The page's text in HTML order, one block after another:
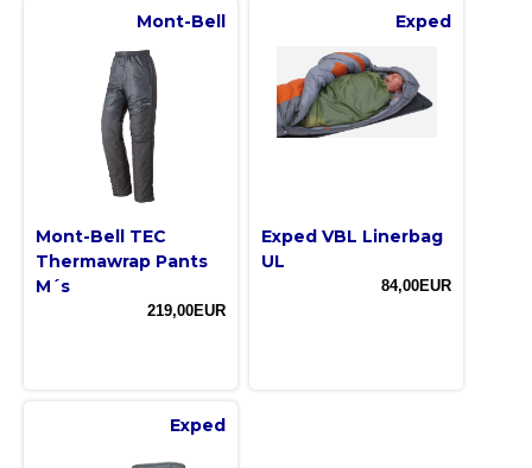
Mont-Bell
Mont-Bell TEC
Thermawrap Pants
M´s
219,00EUR
Exped
Exped VBL Linerbag
UL
84,00EUR
Exped